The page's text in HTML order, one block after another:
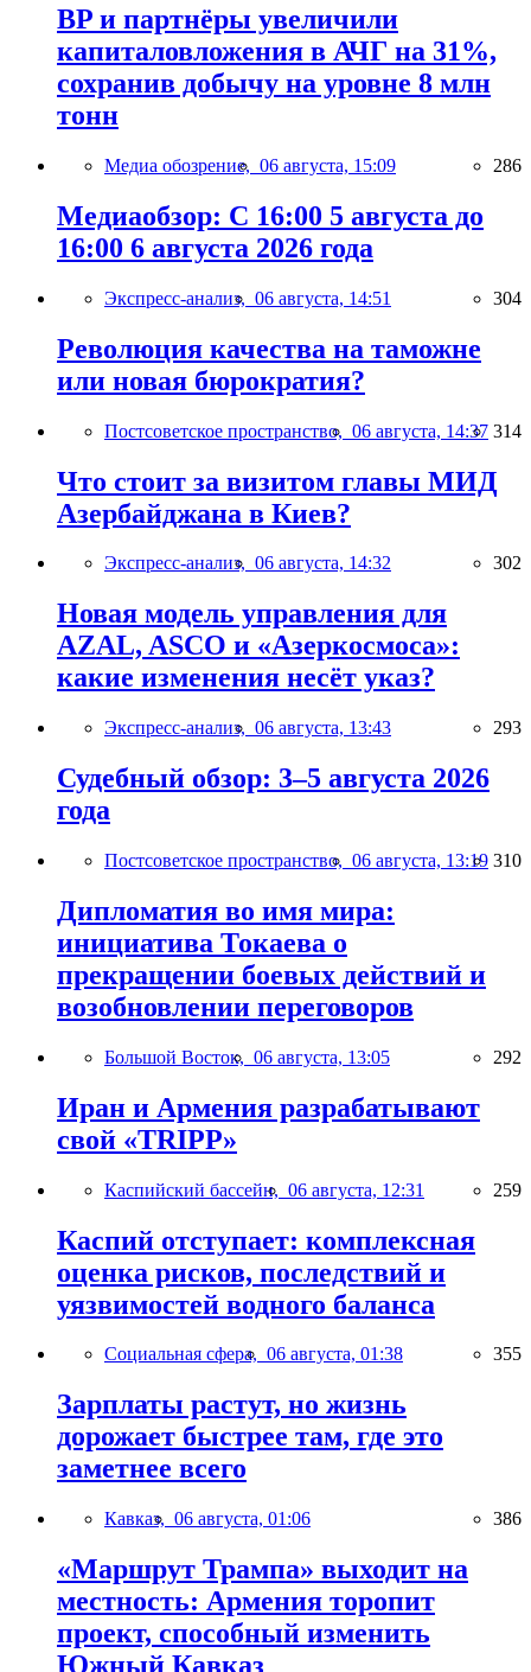
BP и партнёры увеличили
капиталовложения в АЧГ на 31%,
сохранив добычу на уровне 8 млн
тонн
Медиа обозрение, 06 августа, 15:09 286
Медиаобзор: С 16:00 5 августа до
16:00 6 августа 2026 года
Экспресс-анализ, 06 августа, 14:51 304
Революция качества на таможне
или новая бюрократия?
Постсоветское пространство, 06 августа, 14:37 314
Что стоит за визитом главы МИД
Азербайджана в Киев?
Экспресс-анализ, 06 августа, 14:32 302
Новая модель управления для
AZAL, ASCO и «Азеркосмоса»:
какие изменения несёт указ?
Экспресс-анализ, 06 августа, 13:43 293
Судебный обзор: 3–5 августа 2026
года
Постсоветское пространство, 06 августа, 13:19 310
Дипломатия во имя мира:
инициатива Токаева о
прекращении боевых действий и
возобновлении переговоров
Большой Восток, 06 августа, 13:05 292
Иран и Армения разрабатывают
свой «TRIPP»
Каспийский бассейн, 06 августа, 12:31 259
Каспий отступает: комплексная
оценка рисков, последствий и
уязвимостей водного баланса
Социальная сфера, 06 августа, 01:38 355
Зарплаты растут, но жизнь
дорожает быстрее там, где это
заметнее всего
Кавказ, 06 августа, 01:06 386
«Маршрут Трампа» выходит на
местность: Армения торопит
проект, способный изменить
Южный Кавказ